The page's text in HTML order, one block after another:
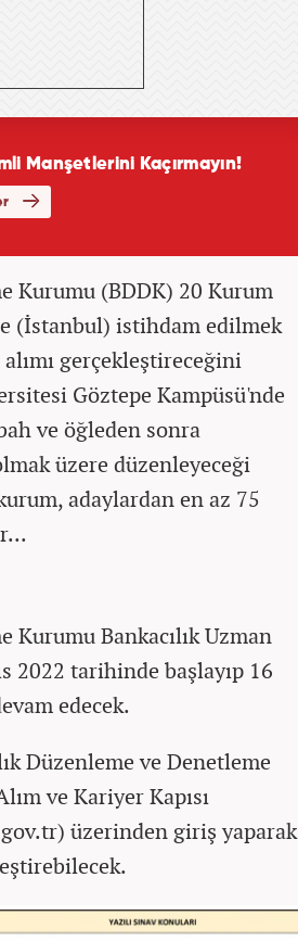
Kurumu (BDDK) 20 Kurum
(İstanbul) istihdam edilmek
alımı gerçekleştireceğini
Göztepe Kampüsü'nde
ve öğleden sonra
üzere düzenleyeceği
adaylardan en az 75
Kurumu Bankacılık Uzman
2022 tarihinde başlayıp 16
edecek.
Düzenleme ve Denetleme
ve Kariyer Kapısı
üzerinden giriş yaparak